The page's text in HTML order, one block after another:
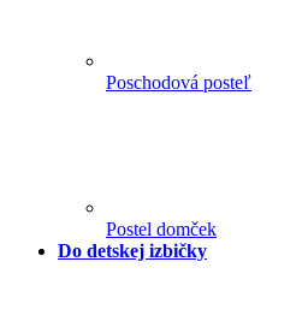
Poschodová posteľ
Postel domček
Do detskej izbičky